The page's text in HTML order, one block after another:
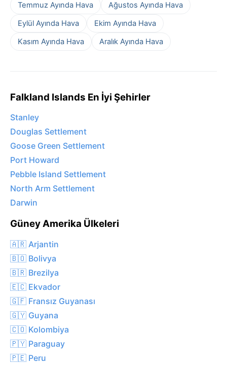
Temmuz Ayında Hava
Ağustos Ayında Hava
Eylül Ayında Hava
Ekim Ayında Hava
Kasım Ayında Hava
Aralık Ayında Hava
Falkland Islands En İyi Şehirler
Stanley
Douglas Settlement
Goose Green Settlement
Port Howard
Pebble Island Settlement
North Arm Settlement
Darwin
Güney Amerika Ülkeleri
🇦🇷 Arjantin
🇧🇴 Bolivya
🇧🇷 Brezilya
🇪🇨 Ekvador
🇬🇫 Fransız Guyanası
🇬🇾 Guyana
🇨🇴 Kolombiya
🇵🇾 Paraguay
🇵🇪 Peru